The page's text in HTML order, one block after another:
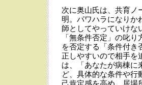
次に奥山氏は、共育ノ
明。パワハラになりか
師としてやっていけな
「無条件否定」の叱
を否定する「条件付き
正しやすいので相手を
は、「あなたが病棟に
ど、具体的な条件や行
己肯定感を高め、居場